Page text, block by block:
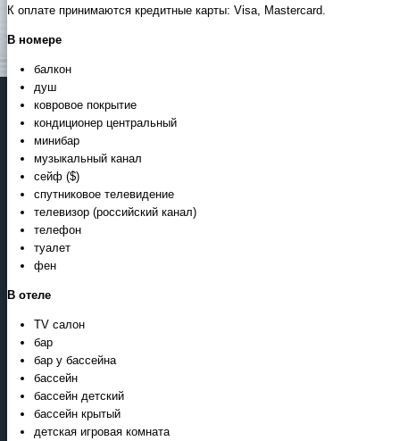
К оплате принимаются кредитные карты: Visa, Mastercard.
В номере
балкон
душ
ковровое покрытие
кондиционер центральный
минибар
музыкальный канал
сейф ($)
спутниковое телевидение
телевизор (российский канал)
телефон
туалет
фен
В отеле
TV салон
бар
бар у бассейна
бассейн
бассейн детский
бассейн крытый
детская игровая комната